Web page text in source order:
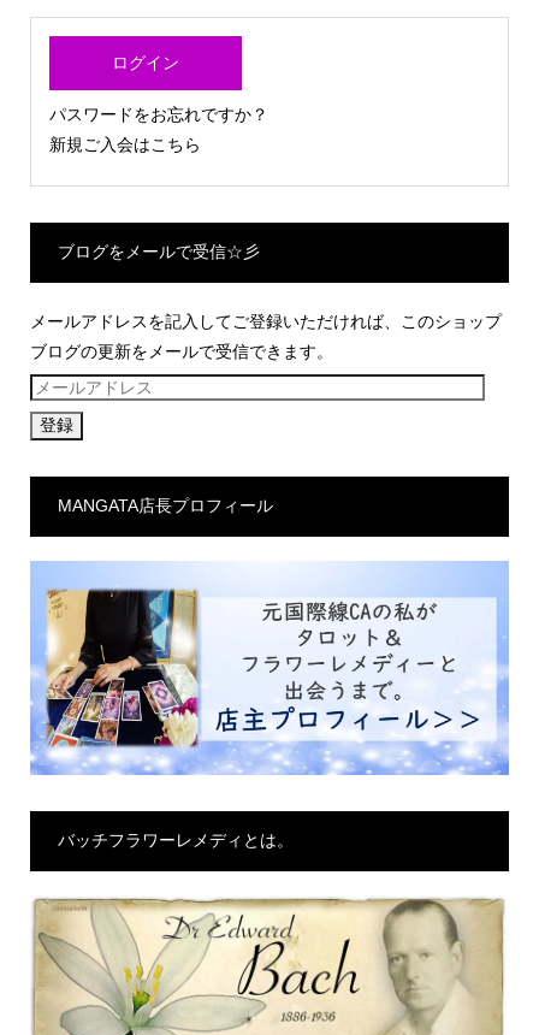
ログイン
パスワードをお忘れですか？
新規ご入会はこちら
ブログをメールで受信☆彡
メールアドレスを記入してご登録いただければ、このショップ
ブログの更新をメールで受信できます。
メ
ー
ア
レ
MANGATA店長プロフィール
バッチフラワーレメディとは。